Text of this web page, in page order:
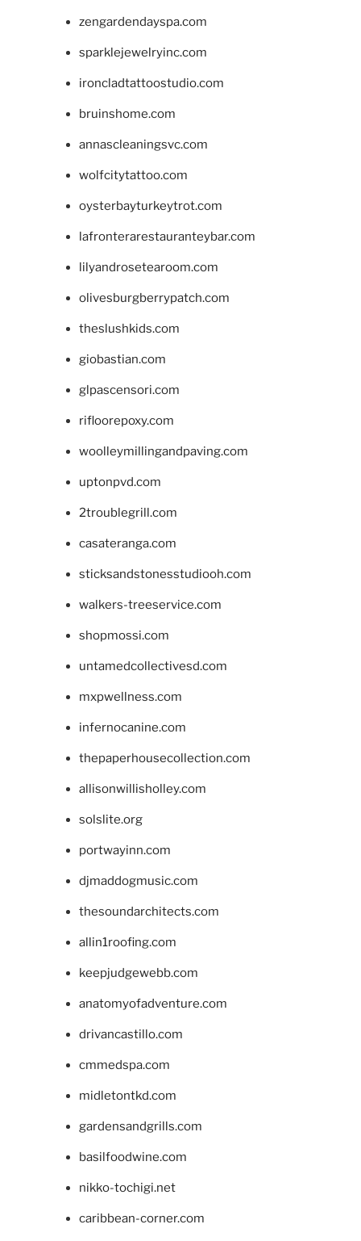
zengardendayspa.com
sparklejewelryinc.com
ironcladtattoostudio.com
bruinshome.com
annascleaningsvc.com
wolfcitytattoo.com
oysterbayturkeytrot.com
lafronterarestauranteybar.com
lilyandrosetearoom.com
olivesburgberrypatch.com
theslushkids.com
giobastian.com
glpascensori.com
rifloorepoxy.com
woolleymillingandpaving.com
uptonpvd.com
2troublegrill.com
casateranga.com
sticksandstonesstudiooh.com
walkers-treeservice.com
shopmossi.com
untamedcollectivesd.com
mxpwellness.com
infernocanine.com
thepaperhousecollection.com
allisonwillisholley.com
solslite.org
portwayinn.com
djmaddogmusic.com
thesoundarchitects.com
allin1roofing.com
keepjudgewebb.com
anatomyofadventure.com
drivancastillo.com
cmmedspa.com
midletontkd.com
gardensandgrills.com
basilfoodwine.com
nikko-tochigi.net
caribbean-corner.com